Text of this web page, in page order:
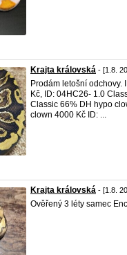
Krajta královská - [1.8.
Prodám letošní
Kč, ID: 04HC26- 1.0
Classic 66% DH hypo
clown 4000 Kč ID: ...
Krajta královská - [1.8.
Ověřený 3 léty samec